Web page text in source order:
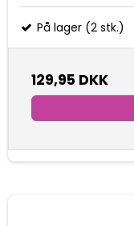
På lager (2 stk.)
129,95 DKK